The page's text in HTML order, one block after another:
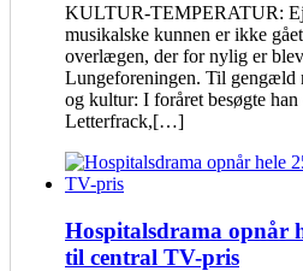
KULTUR-TEMPERATUR:
musikalske kunnen er ikke
overlægen, der for nylig er
Lungeforeningen. Til gengæld
og kultur: I foråret besøgte
Letterfrack,[…]
Hospitalsdrama opnår
til central TV-pris